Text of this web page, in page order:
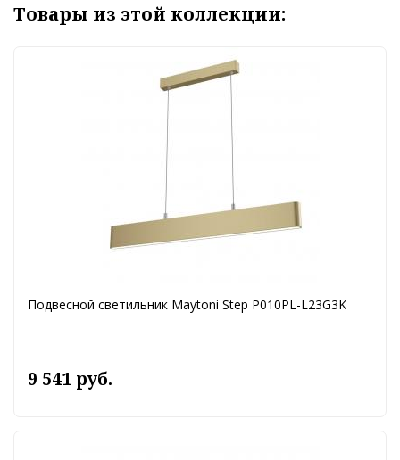
Товары из этой коллекции:
Подвесной светильник Maytoni Step P010PL-L23G3K
9 541 руб.